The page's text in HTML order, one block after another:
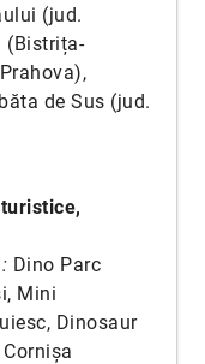
(jud.
(Bistrița-
de Sus (jud.
Dino Parc
Mini
Dinosaur